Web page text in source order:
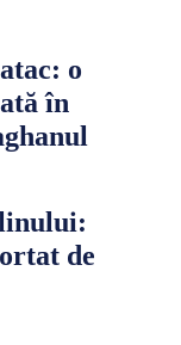
o
în
de